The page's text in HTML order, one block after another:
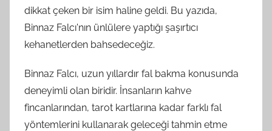
dikkat çeken bir isim haline geldi. Bu yazıda,
Binnaz Falcı'nın ünlülere yaptığı şaşırtıcı
kehanetlerden bahsedeceğiz.
Binnaz Falcı, uzun yıllardır fal bakma konusunda
deneyimli olan biridir. İnsanların kahve
fincanlarından, tarot kartlarına kadar farklı fal
yöntemlerini kullanarak geleceği tahmin etme